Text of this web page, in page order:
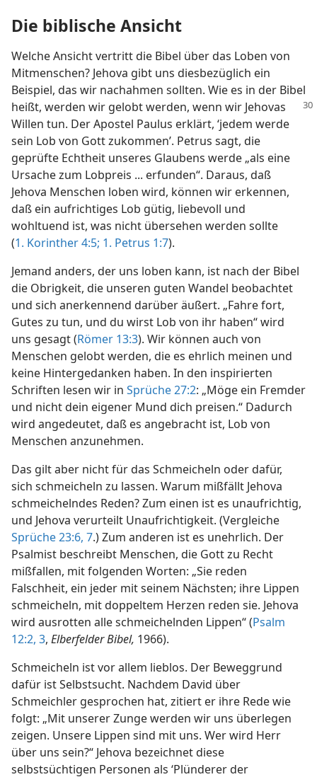
Die biblische Ansicht
Welche Ansicht vertritt die Bibel über das Loben von
Mitmenschen? Jehova gibt uns diesbezüglich ein
Beispiel, das wir nachahmen sollten. Wie es in der Bibel
heißt, werden wir gelobtwerden, wenn wir Jehovas
Willen tun. Der Apostel Paulus erklärt, ‘jedem werde
sein Lob von Gott zukommen’. Petrus sagt, die
geprüfte Echtheit unseres Glaubens werde „als eine
Ursache zum Lobpreis ... erfunden“. Daraus, daß
Jehova Menschen loben wird, können wir erkennen,
daß ein aufrichtiges Lob gütig, liebevoll und
wohltuend ist, was nicht übersehen werden sollte
(1. Korinther 4:5; 1. Petrus 1:7).
Jemand anders, der uns loben kann, ist nach der Bibel
die Obrigkeit, die unseren guten Wandel beobachtet
und sich anerkennend darüber äußert. „Fahre fort,
Gutes zu tun, und du wirst Lob von ihr haben“ wird
uns gesagt (Römer 13:3). Wir können auch von
Menschen gelobt werden, die es ehrlich meinen und
keine Hintergedanken haben. In den inspirierten
Schriften lesen wir in Sprüche 27:2: „Möge ein Fremder
und nicht dein eigener Mund dich preisen.“ Dadurch
wird angedeutet, daß es angebracht ist, Lob von
Menschen anzunehmen.
Das gilt aber nicht für das Schmeicheln oder dafür,
sich schmeicheln zu lassen. Warum mißfällt Jehova
schmeichelndes Reden? Zum einen ist es unaufrichtig,
und Jehova verurteilt Unaufrichtigkeit. (Vergleiche
Sprüche 23:6, 7.) Zum anderen ist es unehrlich. Der
Psalmist beschreibt Menschen, die Gott zu Recht
mißfallen, mit folgenden Worten: „Sie reden
Falschheit, ein jeder mit seinem Nächsten; ihre Lippen
schmeicheln, mit doppeltem Herzen reden sie. Jehova
wird ausrotten alle schmeichelnden Lippen“ (Psalm
12:2, 3, Elberfelder Bibel, 1966).
Schmeicheln ist vor allem lieblos. Der Beweggrund
dafür ist Selbstsucht. Nachdem David über
Schmeichler gesprochen hat, zitiert er ihre Rede wie
folgt: „Mit unserer Zunge werden wir uns überlegen
zeigen. Unsere Lippen sind mit uns. Wer wird Herr
über uns sein?“ Jehova bezeichnet diese
selbstsüchtigen Personen als ‘Plünderer der